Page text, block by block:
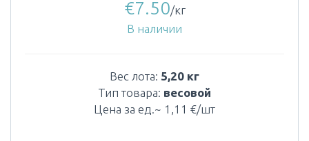
€7.50/кг
В наличии
Вес лота: 5,20 кг
Тип товара: весовой
Цена за ед.~ 1,11 €/шт